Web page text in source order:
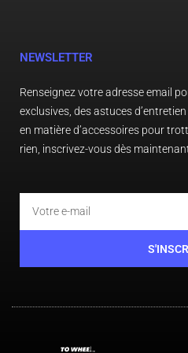
E-mail*
Enregistrer mon nom,
NEWSLETTER
Renseignez votre adresse email
exclusives, des astuces
en matière d’accessoires pour
rien, inscrivez-vous dès